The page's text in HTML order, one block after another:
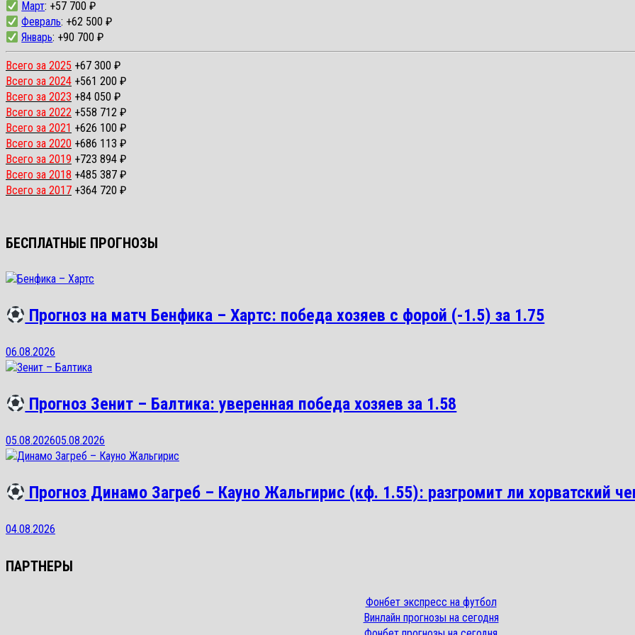
Март: +57 700 ₽
Февраль: +62 500 ₽
Январь: +90 700 ₽
Всего за 2025 +67 300 ₽
Всего за 2024 +561 200 ₽
Всего за 2023 +84 050 ₽
Всего за 2022 +558 712 ₽
Всего за 2021 +626 100 ₽
Всего за 2020 +686 113 ₽
Всего за 2019 +723 894 ₽
Всего за 2018 +485 387 ₽
Всего за 2017 +364 720 ₽
БЕСПЛАТНЫЕ ПРОГНОЗЫ
Прогноз на матч Бенфика – Хартс: победа хозяев с форой (-1.5) за 1.75
06.08.2026
Прогноз Зенит – Балтика: уверенная победа хозяев за 1.58
05.08.202605.08.2026
Прогноз Динамо Загреб – Кауно Жальгирис (кф. 1.55): разгромит ли хорватский
04.08.2026
ПАРТНЕРЫ
Фонбет экспресс на футбол
Винлайн прогнозы на сегодня